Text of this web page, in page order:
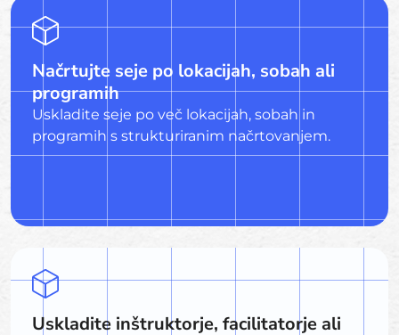
Načrtujte seje po lokacijah, sobah ali
programih
Uskladite seje po več lokacijah, sobah in
programih s strukturiranim načrtovanjem.
Uskladite inštruktorje, facilitatorje ali